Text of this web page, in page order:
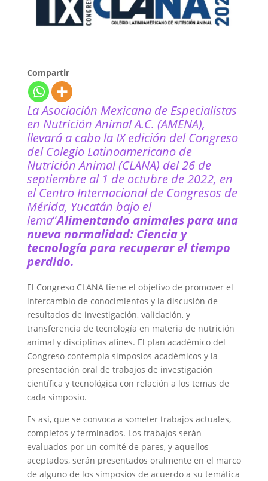
Compartir
La Asociación Mexicana de Especialistas
en Nutrición Animal A.C. (AMENA),
llevará a cabo la IX edición del Congreso
del Colegio Latinoamericano de
Nutrición Animal (CLANA) del 26 de
septiembre al 1 de octubre de 2022, en
el Centro Internacional de Congresos de
Mérida, Yucatán bajo el
lema“Alimentando animales para una
nueva normalidad: Ciencia y
tecnología para recuperar el tiempo
perdido.
El Congreso CLANA tiene el objetivo de promover el
intercambio de conocimientos y la discusión de
resultados de investigación, validación, y
transferencia de tecnología en materia de nutrición
animal y disciplinas afines. El plan académico del
Congreso contempla simposios académicos y la
presentación oral de trabajos de investigación
científica y tecnológica con relación a los temas de
cada simposio.
Es así, que se convoca a someter trabajos actuales,
completos y terminados. Los trabajos serán
evaluados por un comité de pares, y aquellos
aceptados, serán presentados oralmente en el marco
de alguno de los simposios de acuerdo a su temática